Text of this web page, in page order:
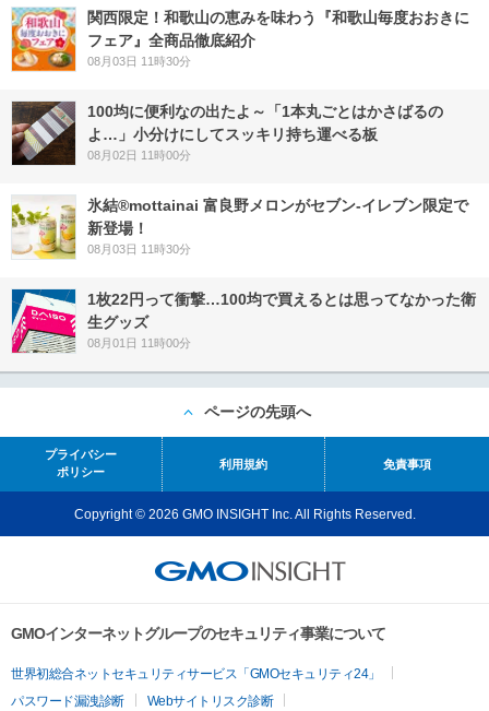
関西限定！和歌山の恵みを味わう『和歌山毎度おおきに
フェア』全商品徹底紹介
08月03日 11時30分
100均に便利なの出たよ～「1本丸ごとはかさばるの
よ…」小分けにしてスッキリ持ち運べる板
08月02日 11時00分
氷結®mottainai 富良野メロンがセブン‐イレブン限定で
新登場！
08月03日 11時30分
1枚22円って衝撃…100均で買えるとは思ってなかった衛
生グッズ
08月01日 11時00分
ページの先頭へ
プライバシー
ポリシー
利用規約 免責事項
Copyright © 2026 GMO INSIGHT Inc. All Rights Reserved.
GMOインターネットグループのセキュリティ事業について
世界初総合ネットセキュリティサービス「GMOセキュリティ24」
パスワード漏洩診断
Webサイトリスク診断